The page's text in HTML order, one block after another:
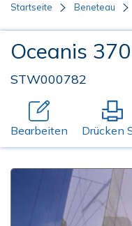
Startseite Beneteau
Oceanis 370
STW000782
Bearbeiten Drücken